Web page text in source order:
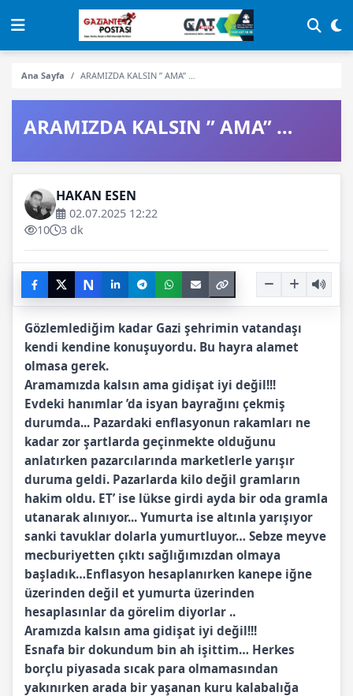
Ana Sayfa ARAMIZDA KALSIN ” AMA” …
ARAMIZDA KALSIN ” AMA” …
HAKAN ESEN
02.07.2025 12:22
10
3 dk
N
Gözlemlediğim kadar Gazi şehrimin vatandaşı
kendi kendine konuşuyordu. Bu hayra alamet
olmasa gerek.
Aramamızda kalsın ama gidişat iyi değil!!!
Evdeki hanımlar ’da isyan bayrağını çekmiş
durumda... Pazardaki enflasyonun rakamları ne
kadar zor şartlarda geçinmekte olduğunu
anlatırken pazarcılarında marketlerle yarışır
duruma geldi. Pazarlarda kilo değil gramların
hakim oldu. ET’ ise lükse girdi ayda bir oda gramla
utanarak alınıyor... Yumurta ise altınla yarışıyor
sanki tavuklar dolarla yumurtluyor… Sebze meyve
mecburiyetten çıktı sağlığımızdan olmaya
başladık…Enflasyon hesaplanırken kanepe iğne
üzerinden değil et yumurta üzerinden
hesaplasınlar da görelim diyorlar ..
Aramızda kalsın ama gidişat iyi değil!!!
Esnafa bir dokundum bin ah işittim… Herkes
borçlu piyasada sıcak para olmamasından
yakınırken arada bir yaşanan kuru kalabalığa